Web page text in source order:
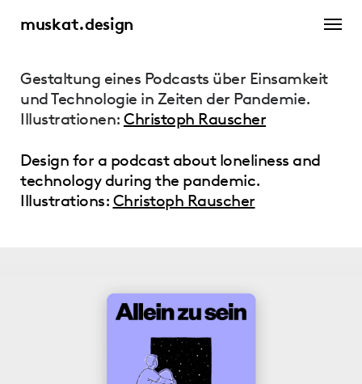
muskat.design
Gestaltung eines Podcasts über Einsamkeit
und Technologie in Zeiten der Pandemie.
Illustrationen: Christoph Rauscher
Design for a podcast about loneliness and
technology during the pandemic.
Illustrations: Christoph Rauscher